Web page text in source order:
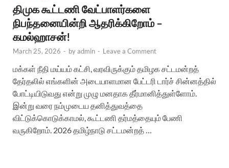
திமுக கூட்டணி வேட்பாளர்களை
நிபந்தனையின்றி ஆதரிக்கிறோம் –
கமல்ஹாசன்!
March 25, 2026 - byadmin - Leave a Comment
மக்கள் நீதி மய்யம் கட்சி, வரவிருக்கும் தமிழக சட்டமன்றத்
தேர்தலில் எங்களின் அடையாளமான பேட்டரி டார்ச் சின்னத்தில்
போட்டியிடுவது என்று முழு மனதாக தீர்மானித்துள்ளோம்.
இன்று வரை நம்முடைய தனித்துவத்தை
விட்டுக்கொடுக்காமல், கூட்டணி தர்மத்தையும் பேணி
வருகிறோம். 2026 தமிழ்நாடு சட்டமன்றத் …